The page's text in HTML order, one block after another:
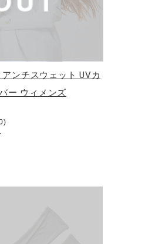
アンチスウェット UVカ
ー ウィメンズ